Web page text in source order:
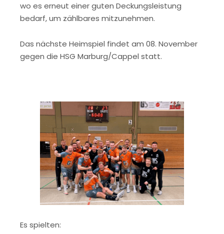
wo es erneut einer guten Deckungsleistung
bedarf, um zählbares mitzunehmen.
Das nächste Heimspiel findet am 08. November
gegen die HSG Marburg/Cappel statt.
Es spielten: